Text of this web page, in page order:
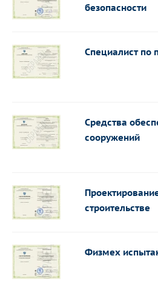
безопасности
Специалист по
Средства
сооружений
строительстве
Физмех